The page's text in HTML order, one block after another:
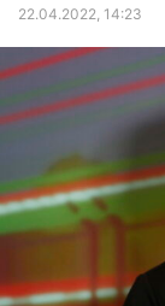
22.04.2022, 14:23